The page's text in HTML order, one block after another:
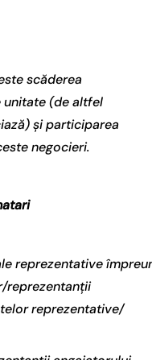
scăderea
unitate (de altfel
și participarea
negocieri.
reprezentative
reprezentanții
reprezentative/